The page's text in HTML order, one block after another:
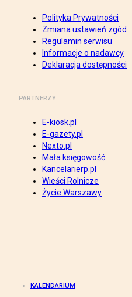
Polityka Prywatności
Zmiana ustawień zgód
Regulamin serwisu
Informacje o nadawcy
Deklaracja dostępności
PARTNERZY
E-kiosk.pl
E-gazety.pl
Nexto.pl
Mała księgowość
Kancelarierp.pl
Wieści Rolnicze
Życie Warszawy
KALENDARIUM